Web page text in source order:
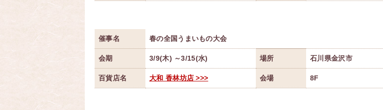
催事名 春の全国うまいもの大会
会期 3/9(木) ～3/15(水) 場所 石川県金沢市
百貨店名 大和 香林坊店 >>> 会場 8F